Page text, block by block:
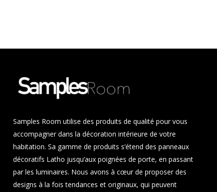
Samples Room utilise des produits de qualité pour vous
accompagner dans la décoration intérieure de votre
habitation. Sa gamme de produits s’étend des panneaux
décoratifs Latho jusqu’aux poignées de porte, en passant
par les luminaires. Nous avons à cœur de proposer des
designs à la fois tendances et originaux, qui peuvent